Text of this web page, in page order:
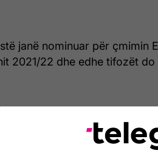
janë nominuar për çmimin
2021/22 dhe edhe tifozët